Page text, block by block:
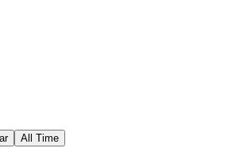
All Time